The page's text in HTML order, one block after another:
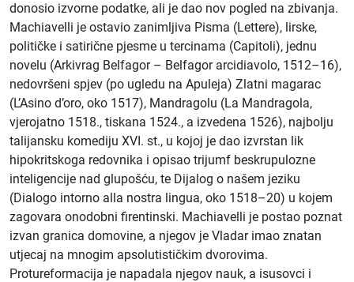
donosio izvorne podatke, ali je dao nov pogled na zbivanja.
Machiavelli je ostavio zanimljiva Pisma (Lettere), lirske,
političke i satirične pjesme u tercinama (Capitoli), jednu
novelu (Arkivrag Belfagor – Belfagor arcidiavolo, 1512–16),
nedovršeni spjev (po ugledu na Apuleja) Zlatni magarac
(L’Asino d’oro, oko 1517), Mandragolu (La Mandragola,
vjerojatno 1518., tiskana 1524., a izvedena 1526), najbolju
talijansku komediju XVI. st., u kojoj je dao izvrstan lik
hipokritskoga redovnika i opisao trijumf beskrupulozne
inteligencije nad glupošću, te Dijalog o našem jeziku
(Dialogo intorno alla nostra lingua, oko 1518–20) u kojem
zagovara onodobni firentinski. Machiavelli je postao poznat
izvan granica domovine, a njegov je Vladar imao znatan
utjecaj na mnogim apsolutističkim dvorovima.
Protureformacija je napadala njegov nauk, a isusovci i